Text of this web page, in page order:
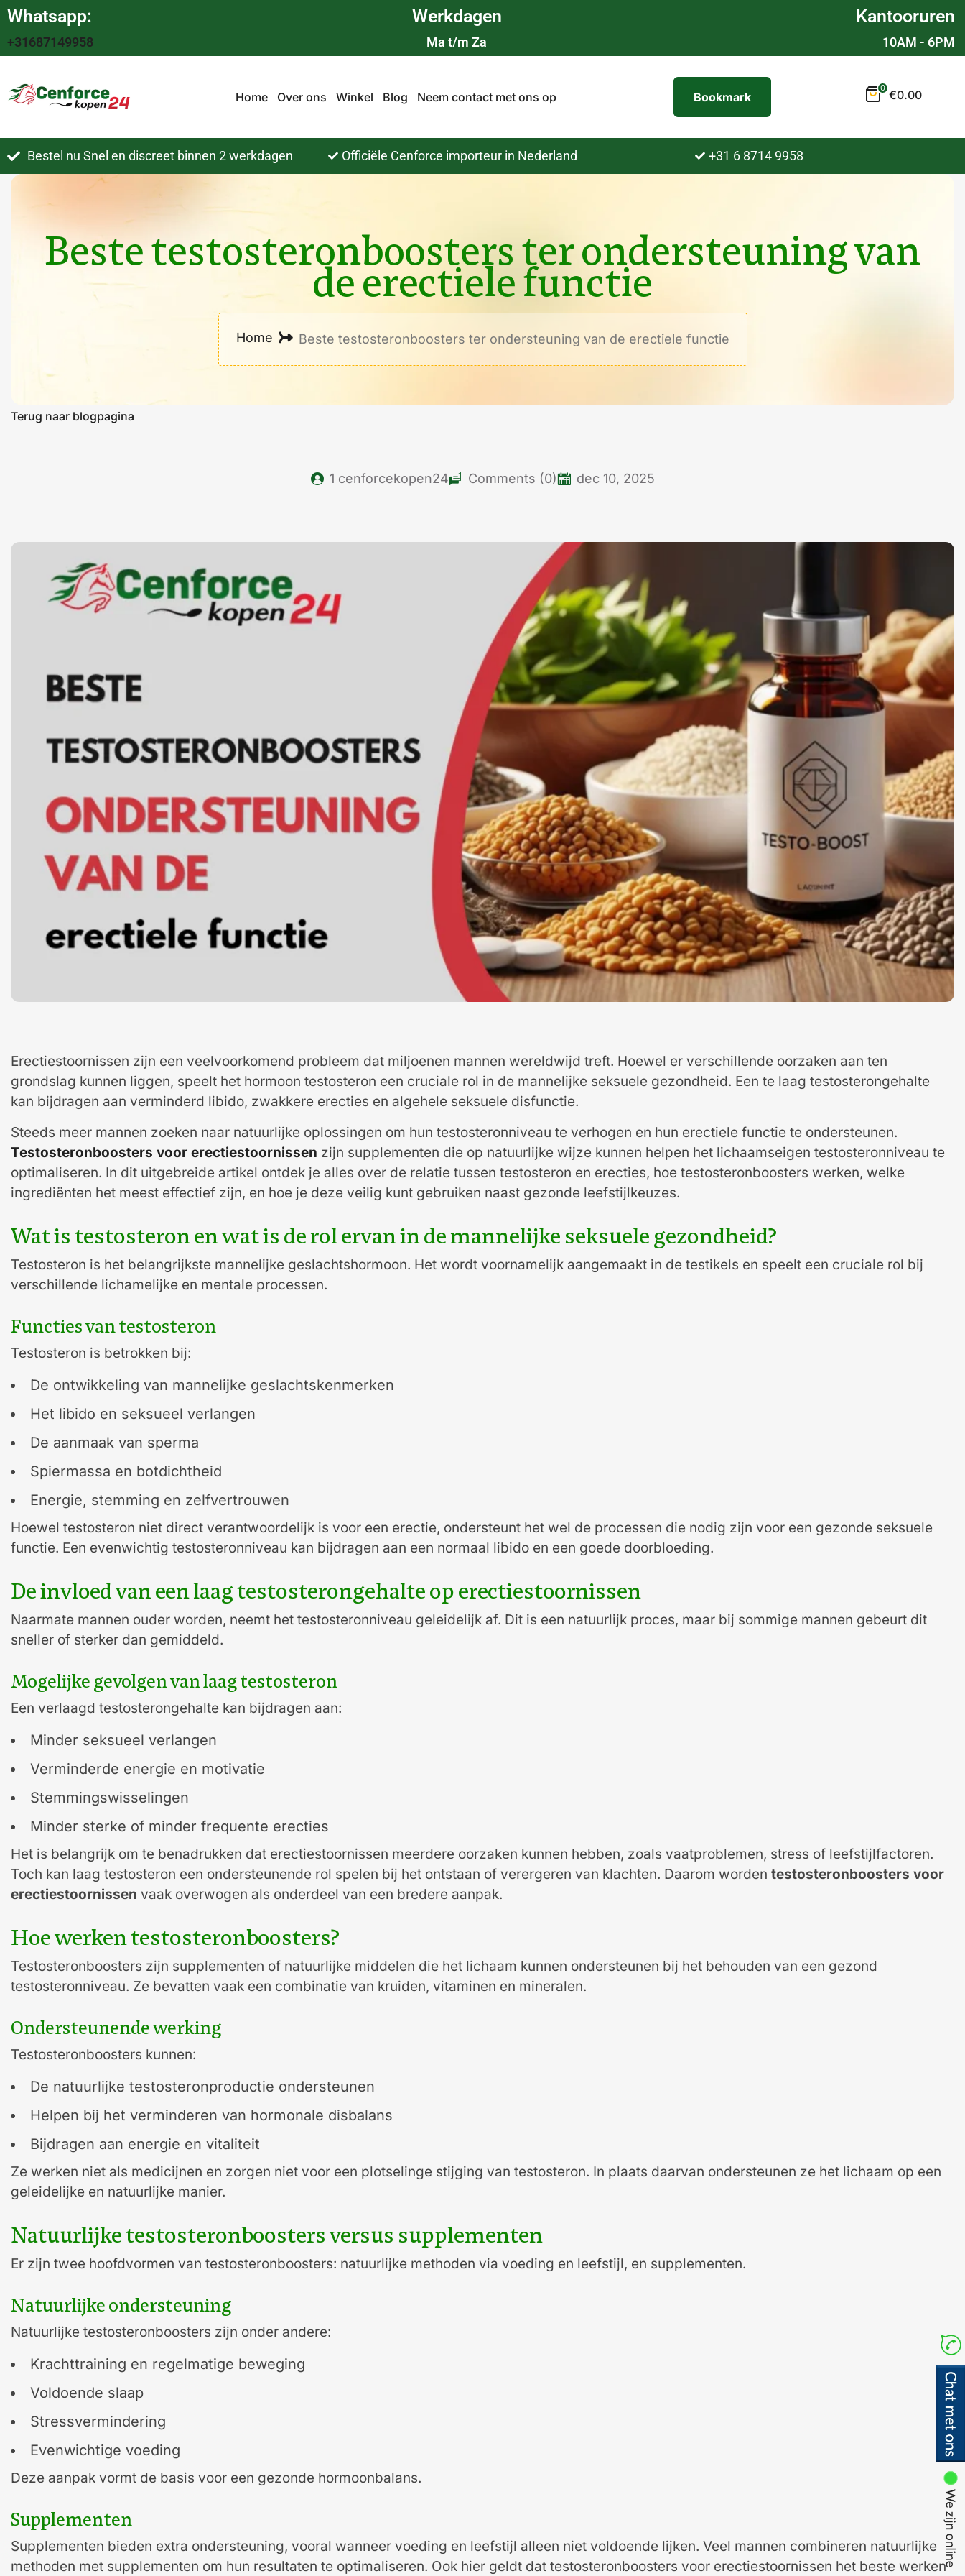
Whatsapp:
+31687149958
Werkdagen
Ma t/m Za
Kantooruren
10AM - 6PM
Home Over ons Winkel Blog Neem contact met ons op Bookmark
0 €0.00
Bestel nu Snel en discreet binnen 2 werkdagen Officiële Cenforce importeur in Nederland +31 6 8714 9958
Beste testosteronboosters ter ondersteuning van
de erectiele functie
Home Beste testosteronboosters ter ondersteuning van de erectiele functie
Terug naar blogpagina
1 cenforcekopen24 Comments (0) dec 10, 2025
Erectiestoornissen zijn een veelvoorkomend probleem dat miljoenen mannen wereldwijd treft. Hoewel er verschillende oorzaken aan ten
grondslag kunnen liggen, speelt het hormoon testosteron een cruciale rol in de mannelijke seksuele gezondheid. Een te laag testosterongehalte
kan bijdragen aan verminderd libido, zwakkere erecties en algehele seksuele disfunctie.
Steeds meer mannen zoeken naar natuurlijke oplossingen om hun testosteronniveau te verhogen en hun erectiele functie te ondersteunen.
Testosteronboosters voor erectiestoornissen zijn supplementen die op natuurlijke wijze kunnen helpen het lichaamseigen testosteronniveau te
optimaliseren. In dit uitgebreide artikel ontdek je alles over de relatie tussen testosteron en erecties, hoe testosteronboosters werken, welke
ingrediënten het meest effectief zijn, en hoe je deze veilig kunt gebruiken naast gezonde leefstijlkeuzes.
Wat is testosteron en wat is de rol ervan in de mannelijke seksuele gezondheid?
Testosteron is het belangrijkste mannelijke geslachtshormoon. Het wordt voornamelijk aangemaakt in de testikels en speelt een cruciale rol bij
verschillende lichamelijke en mentale processen.
Functies van testosteron
Testosteron is betrokken bij:
De ontwikkeling van mannelijke geslachtskenmerken
Het libido en seksueel verlangen
De aanmaak van sperma
Spiermassa en botdichtheid
Energie, stemming en zelfvertrouwen
Hoewel testosteron niet direct verantwoordelijk is voor een erectie, ondersteunt het wel de processen die nodig zijn voor een gezonde seksuele
functie. Een evenwichtig testosteronniveau kan bijdragen aan een normaal libido en een goede doorbloeding.
De invloed van een laag testosterongehalte op erectiestoornissen
Naarmate mannen ouder worden, neemt het testosteronniveau geleidelijk af. Dit is een natuurlijk proces, maar bij sommige mannen gebeurt dit
sneller of sterker dan gemiddeld.
Mogelijke gevolgen van laag testosteron
Een verlaagd testosterongehalte kan bijdragen aan:
Minder seksueel verlangen
Verminderde energie en motivatie
Stemmingswisselingen
Minder sterke of minder frequente erecties
Het is belangrijk om te benadrukken dat erectiestoornissen meerdere oorzaken kunnen hebben, zoals vaatproblemen, stress of leefstijlfactoren.
Toch kan laag testosteron een ondersteunende rol spelen bij het ontstaan of verergeren van klachten. Daarom worden testosteronboosters voor
erectiestoornissen vaak overwogen als onderdeel van een bredere aanpak.
Hoe werken testosteronboosters?
Testosteronboosters zijn supplementen of natuurlijke middelen die het lichaam kunnen ondersteunen bij het behouden van een gezond
testosteronniveau. Ze bevatten vaak een combinatie van kruiden, vitaminen en mineralen.
Ondersteunende werking
Testosteronboosters kunnen:
De natuurlijke testosteronproductie ondersteunen
Helpen bij het verminderen van hormonale disbalans
Bijdragen aan energie en vitaliteit
Ze werken niet als medicijnen en zorgen niet voor een plotselinge stijging van testosteron. In plaats daarvan ondersteunen ze het lichaam op een
geleidelijke en natuurlijke manier.
Natuurlijke testosteronboosters versus supplementen
Er zijn twee hoofdvormen van testosteronboosters: natuurlijke methoden via voeding en leefstijl, en supplementen.
Natuurlijke ondersteuning
Natuurlijke testosteronboosters zijn onder andere:
Krachttraining en regelmatige beweging
Voldoende slaap
Stressvermindering
Evenwichtige voeding
Deze aanpak vormt de basis voor een gezonde hormoonbalans.
Supplementen
Supplementen bieden extra ondersteuning, vooral wanneer voeding en leefstijl alleen niet voldoende lijken. Veel mannen combineren natuurlijke
methoden met supplementen om hun resultaten te optimaliseren. Ook hier geldt dat testosteronboosters voor erectiestoornissen het beste werken